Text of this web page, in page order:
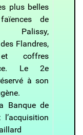
plus belles
de
Palissy,
Flandres,
coffres
Le 2e
à son
Banque de